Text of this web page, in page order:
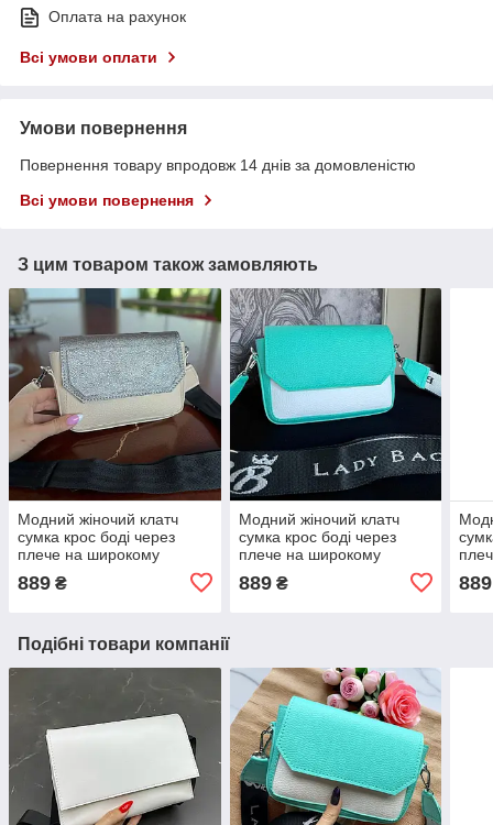
Оплата на рахунок
Всі умови оплати
Умови повернення
Повернення товару впродовж 14 днів за домовленістю
Всі умови повернення
З цим товаром також замовляють
Модний жіночий клатч
сумка крос боді через
плече на широкому
сумка жіноча із екошкіри
889 ₴
Модний жіночий клатч
сумка крос боді через
плече на широкому
сумка жіноча із екошкіри
889₴ 889
Подібні товари компанії